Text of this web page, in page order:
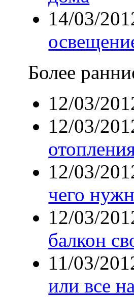
14/03/
Более
12/03/
12/03/
12/03/
чего
12/03/
балкон
11/03/
или все